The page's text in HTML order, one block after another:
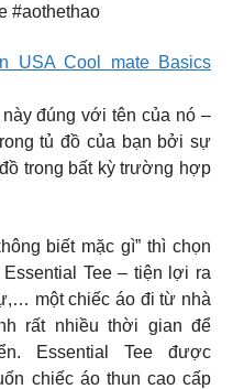
#aothethao
USA Cool mate Basics
đúng với tên của nó –
tủ đồ của bạn bởi sự
trong bất kỳ trường hợp
biết mặc gì” thì chọn
Tee – tiện lợi ra
một chiếc áo đi từ nhà
rất nhiều thời gian để
Essential Tee được
chiếc áo thun cao cấp